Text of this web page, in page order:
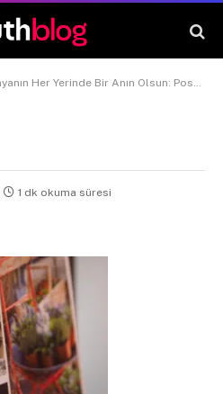
Her Yerinde Bir Anın Olsun: Postcrossing
1 dk okuma süresi